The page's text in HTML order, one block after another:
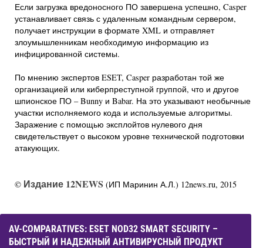
Если загрузка вредоносного ПО завершена успешно, Casper
устанавливает связь с удаленным командным сервером,
получает инструкции в формате XML и отправляет
злоумышленникам необходимую информацию из
инфицированной системы.
По мнению экспертов ESET, Casper разработан той же
организацией или киберпреступной группой, что и другое
шпионское ПО – Bunny и Babar. На это указывают необычные
участки исполняемого кода и используемые алгоритмы.
Заражение с помощью эксплойтов нулевого дня
свидетельствует о высоком уровне технической подготовки
атакующих.
© Издание 12NEWS (ИП Маринин А.Л.) 12news.ru, 2015
AV-COMPARATIVES: ESET NOD32 SMART SECURITY –
БЫСТРЫЙ И НАДЕЖНЫЙ АНТИВИРУСНЫЙ ПРОДУКТ